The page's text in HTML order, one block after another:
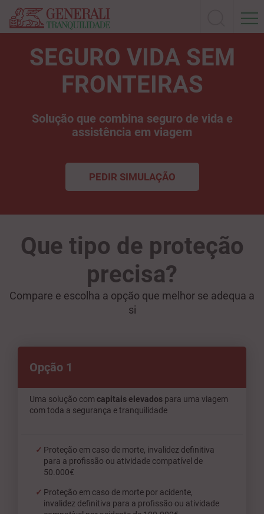
SEGURO VIDA SEM
FRONTEIRAS
Solução que combina seguro de vida e
assistência em viagem
PEDIR SIMULAÇÃO
Que tipo de proteção
precisa?
Compare e escolha a opção que melhor se adequa a
si
Opção 1
Uma solução comcapitais elevados para uma viagem
com toda a segurança e tranquilidade
Proteção em caso de morte, invalidez definitiva
para a profissão ou atividade compatível de
50.000€
Proteção em caso de morte por acidente,
invalidez definitiva para a profissão ou atividade